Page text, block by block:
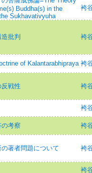
Buddha(s) in the
Sukhavativyuha
袴
批判 袴
of Kalantarabhipraya 袴
反戦性 袴
袴
の考察 袴
の著者問題について 袴
袴